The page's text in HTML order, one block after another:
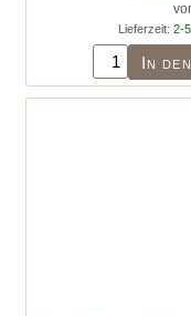
Lieferzeit: 2-
In